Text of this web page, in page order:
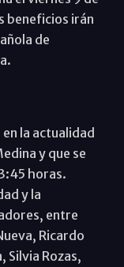
beneficios irán
de
la actualidad
y que se
horas.
y la
entre
Ricardo
Silvia Rozas,